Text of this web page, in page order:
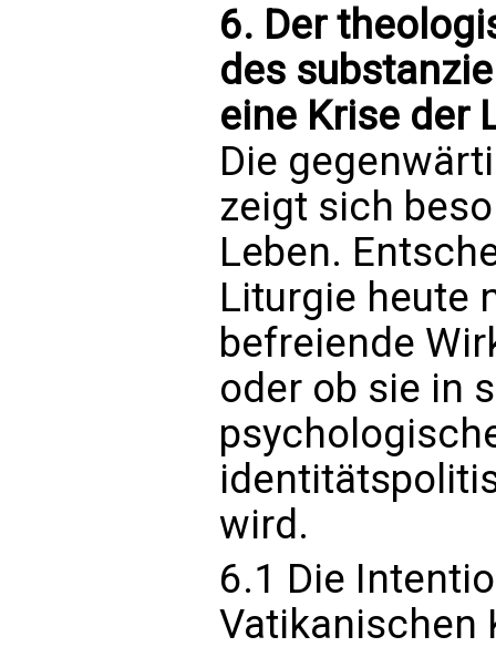
6. Der
des
eine Krise der
Die
zeigt sich
Leben.
Liturgie heute
befreiende
oder ob sie in
wird.
6.1 Die
Vatikanischen